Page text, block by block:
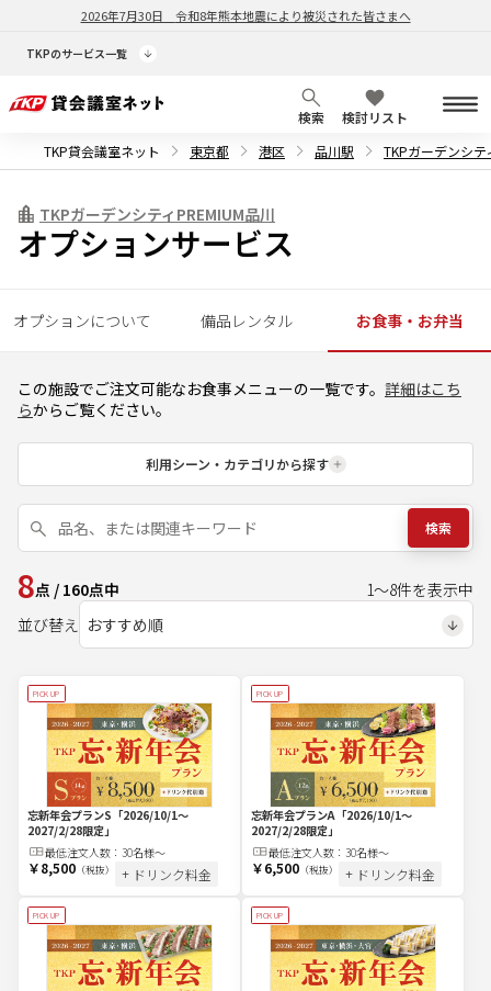
2026年7月30日 令和8年熊本地震により被災された皆さまへ
TKPのサービス一覧
検索
検討リスト
TKP貸会議室ネット
東京都 港区 品川駅 TKPガーデンシテ
TKPガーデンシティPREMIUM品川
オプションサービス
オプションについて 備品レンタル お食事・お弁当
この施設でご注文可能なお食事メニューの一覧です。 詳細はこち
らからご覧ください。
利用シーン・カテゴリから探す
検索
8点 / 160点中 1～8件を表示中
並び替え
PICK UP
忘新年会プランS 「2026/10/1～
2027/2/28限定」
最低注文人数： 30名様～
￥8,500（税抜） + ドリンク料金
PICK UP
忘新年会プランA「2026/10/1～
2027/2/28限定」
最低注文人数： 30名様～
￥6,500（税抜） + ドリンク料金
PICK UP PICK UP